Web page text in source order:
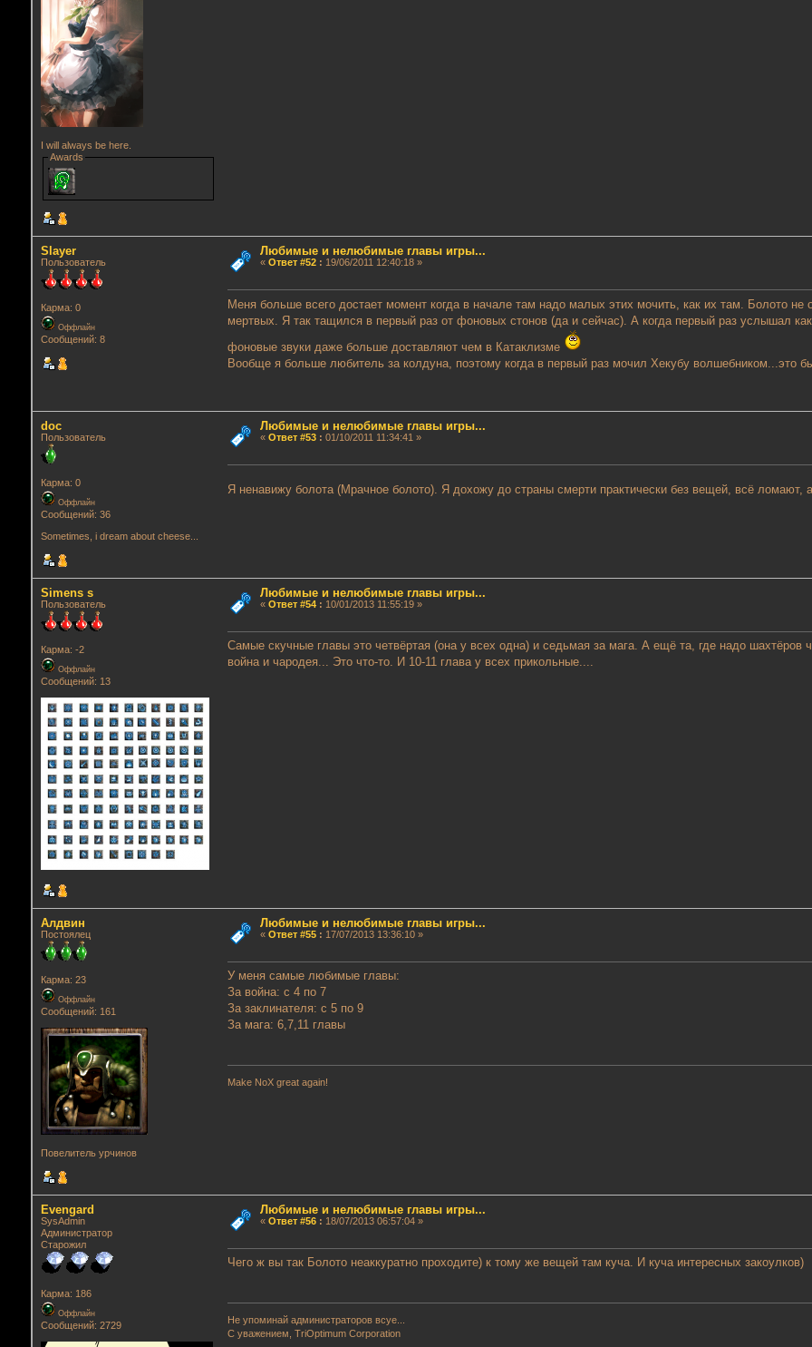
I will always be here.
Awards
Slayer
Пользователь
Карма: 0
Оффлайн
Сообщений: 8
Любимые и нелюбимые главы игры...
« Ответ #52: 19/06/2011 12:40:18 »
Меня больше всего достает момент когда в начале там надо малых этих мочить, как их там. Болото
мертвых. Я так тащился в первый раз от фоновых стонов (да и сейчас). А когда первый раз услышал
фоновые звуки даже больше доставляют чем в Катаклизме
Вообще я больше любитель за колдуна, поэтому когда в первый раз мочил Хекубу волшебником...это
doc
Пользователь
Карма: 0
Оффлайн
Сообщений: 36
Sometimes, i dream about cheese...
Любимые и нелюбимые главы игры...
« Ответ #53: 01/10/2011 11:34:41 »
Я ненавижу болота (Мрачное болото). Я дохожу до страны смерти практически без вещей, всё ломают,
Simens s
Пользователь
Карма: -2
Оффлайн
Сообщений: 13
Любимые и нелюбимые главы игры...
« Ответ #54: 10/01/2013 11:55:19 »
Самые скучные главы это четвёртая (она у всех одна) и седьмая за мага. А ещё та, где надо шахтёров
война и чародея... Это что-то. И 10-11 глава у всех прикольные....
Алдвин
Постоялец
Карма: 23
Оффлайн
Сообщений: 161
Повелитель урчинов
Любимые и нелюбимые главы игры...
« Ответ #55: 17/07/2013 13:36:10 »
У меня самые любимые главы:
За война: с 4 по 7
За заклинателя: с 5 по 9
За мага: 6,7,11 главы
Make NoX great again!
Evengard
SysAdmin
Администратор
Старожил
Карма: 186
Оффлайн
Сообщений: 2729
Любимые и нелюбимые главы игры...
« Ответ #56: 18/07/2013 06:57:04 »
Чего ж вы так Болото неаккуратно проходите) к тому же вещей там куча. И куча интересных закоулков)
Не упоминай администраторов всуе...
С уважением, TriOptimum Corporation